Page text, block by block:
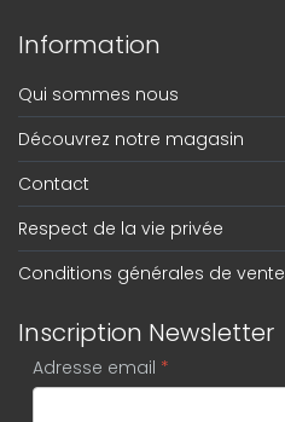
Information
Qui sommes nous
Découvrez notre magasin
Contact
Respect de la vie privée
Conditions générales de vente
Inscription Newsletter
Adresse email *